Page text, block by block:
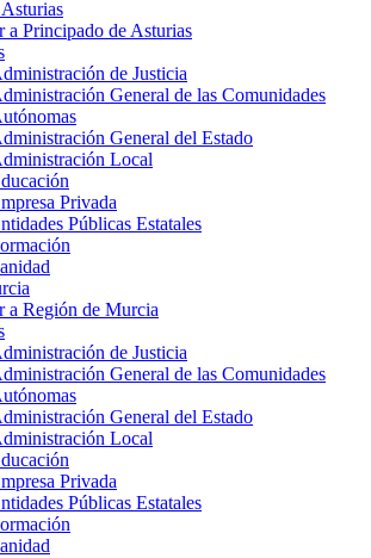
a Principado de Asturias
de Justicia
General de las Comunidades
General del Estado
Local
Privada
Públicas Estatales
a Región de Murcia
de Justicia
General de las Comunidades
General del Estado
Local
Privada
Públicas Estatales